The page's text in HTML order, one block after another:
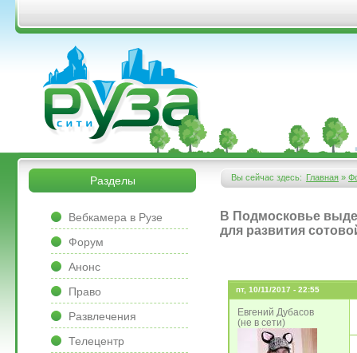
Перейти к основному содержанию
&bsps;
&bsps;
Вы сейчас здесь:
Вы здесь
Главная »
В Подмосковье
для развития
пт, 10/11/2017 - 22:55
Евгений Дубасов
(не в сети)
Разделы
Вебкамера в Рузе
Форум
Анонс
Право
Развлечения
Телецентр